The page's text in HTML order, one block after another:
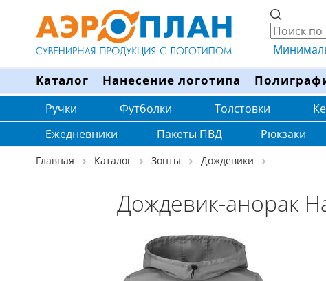
Каталог Нанесение логотипа
Ручки Футболки Толстовки
Ежедневники
Пакеты ПВД Рюкзаки
Главная Каталог Зонты Дождевики
Дождевик-анорак